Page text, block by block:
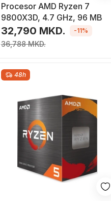
Procesor AMD Ryzen 7
9800X3D, 4.7 GHz, 96 MB
32,790 MKD.
36,788 MKD.
-11%
48h